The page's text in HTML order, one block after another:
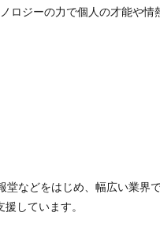
ジーの力で個人の才能や情
などをはじめ、幅広い業界
しています。